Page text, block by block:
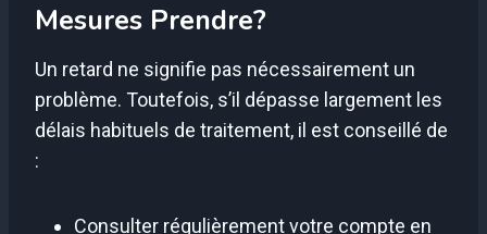
Mesures Prendre?
Un retard ne signifie pas nécessairement un
problème. Toutefois, s’il dépasse largement les
délais habituels de traitement, il est conseillé de
:
Consulter régulièrement votre compte en